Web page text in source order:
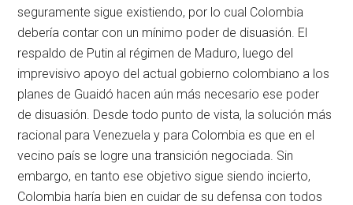
seguramente sigue existiendo, por lo cual Colombia
debería contar con un mínimo poder de disuasión. El
respaldo de Putin al régimen de Maduro, luego del
imprevisivo apoyo del actual gobierno colombiano a los
planes de Guaidó hacen aún más necesario ese poder
de disuasión. Desde todo punto de vista, la solución más
racional para Venezuela y para Colombia es que en el
vecino país se logre una transición negociada. Sin
embargo, en tanto ese objetivo sigue siendo incierto,
Colombia haría bien en cuidar de su defensa con todos